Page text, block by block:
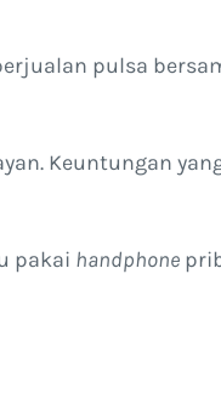
pulsa
Keuntungan
pakai handphone